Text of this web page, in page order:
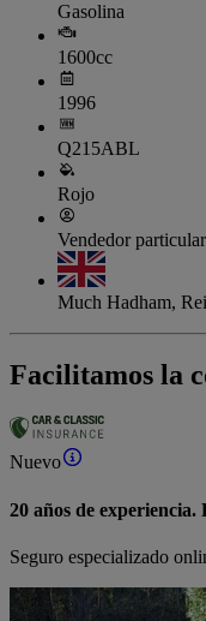
Gasolina
1600cc
1996
Q215ABL
Rojo
Vendedor particular
Much Hadham,
Facilitamos la
Nuevo
20 años de
Seguro especializado